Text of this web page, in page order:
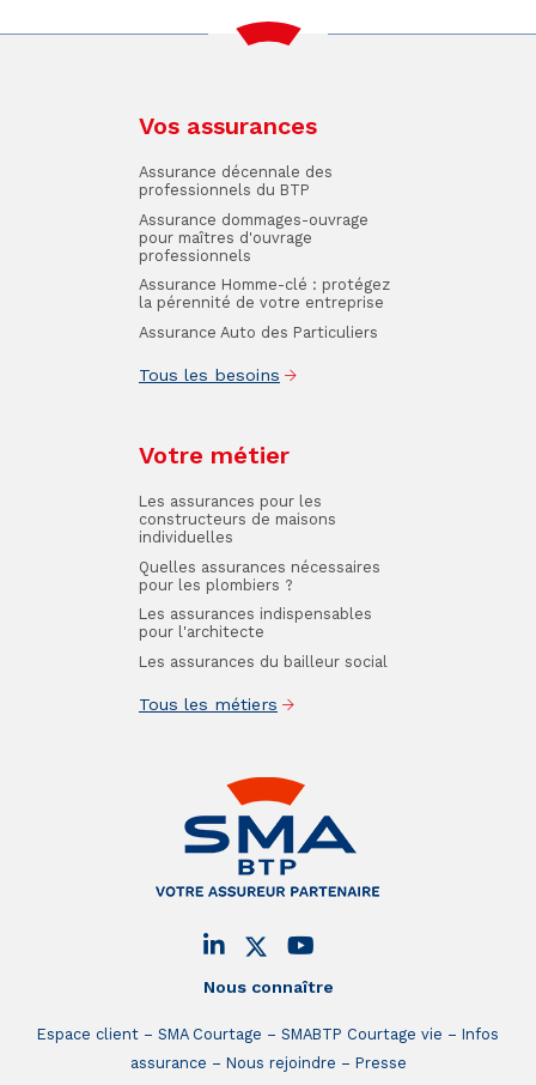
Nous connaître
Espace client SMA Courtage SMABTP Courtage vie
Infos
assurance
Nous rejoindre Presse
Vos assurances
Assurance décennale des
professionnels du BTP
Assurance dommages-ouvrage
pour maîtres d'ouvrage
professionnels
Assurance Homme-clé : protégez
la pérennité de votre entreprise
Assurance Auto des Particuliers
Tous les besoins
Votre métier
Les assurances pour les
constructeurs de maisons
individuelles
Quelles assurances nécessaires
pour les plombiers ?
Les assurances indispensables
pour l'architecte
Les assurances du bailleur social
Tous les métiers